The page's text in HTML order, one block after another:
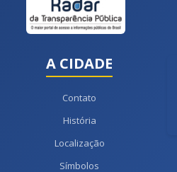
A CIDADE
Contato
História
Localização
Símbolos